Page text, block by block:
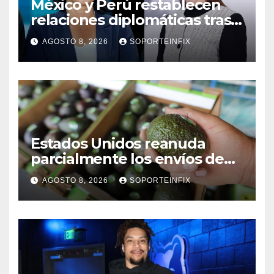
México y Perú restablecen
relaciones diplomáticas tras
cuatro años de
enfrentamientos
AGOSTO 8, 2026 SOPORTEINFIX
Estados Unidos reanuda
parcialmente los envíos de
aguacate desde México
AGOSTO 8, 2026 SOPORTEINFIX